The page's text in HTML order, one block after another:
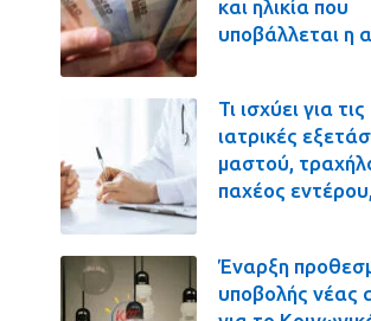
και ηλικία που
υποβάλλεται η
Τι ισχύει για
ιατρικές
μαστού,
παχέος
Έναρξη
υποβολής νέας